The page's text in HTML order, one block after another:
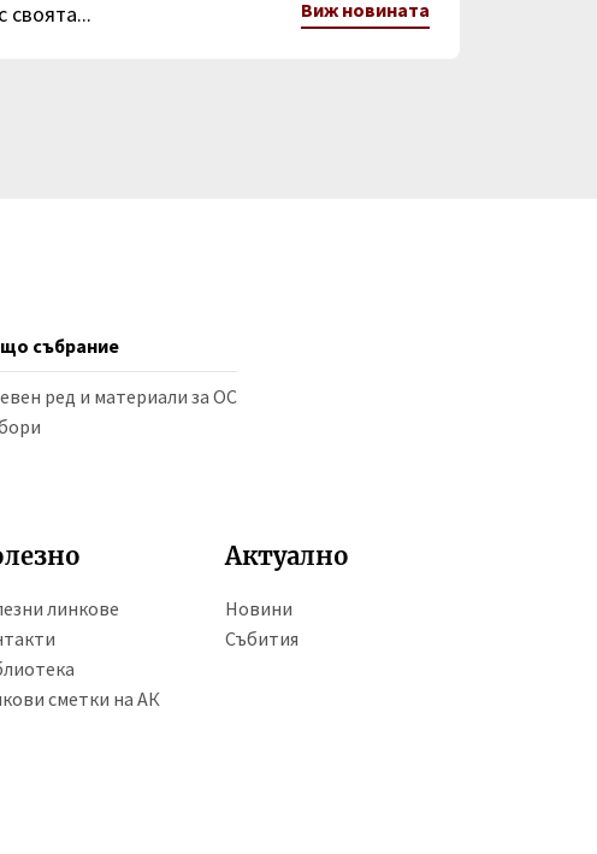
своята...
Виж новината
събрание
ред и материали за ОС
линкове
сметки на АК
Актуално
Новини
Събития